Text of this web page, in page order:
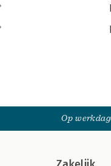
Op